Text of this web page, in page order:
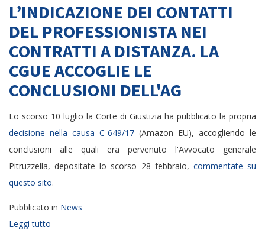
L’INDICAZIONE DEI CONTATTI
DEL PROFESSIONISTA NEI
CONTRATTI A DISTANZA. LA
CGUE ACCOGLIE LE
CONCLUSIONI DELL'AG
Lo scorso 10 luglio la Corte di Giustizia ha pubblicato la propria
decisione nella causa C-649/17 (Amazon EU), accogliendo le
conclusioni alle quali era pervenuto l'Avvocato generale
Pitruzzella, depositate lo scorso 28 febbraio, commentate su
questo sito.
Pubblicato in News
Leggi tutto